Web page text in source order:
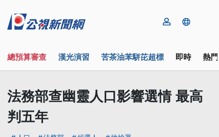
總預算審查 漢光演習 苦茶油苯駢芘超標 即時 熱
法務部查幽靈人口影響選情 最高
判五年